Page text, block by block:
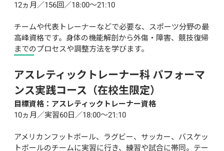
12ヵ月／156回／18:00～21:10
チームや代表トレーナーなどで必要な、スポーツ分野の最
高峰資格です。身体の機能解剖から外傷・障害、競技復帰
までのプロセスや調整方法を学びます。
アスレティックトレーナー科 パフォーマ
ンス実践コース（在校生限定）
目標資格：アスレティックトレーナー資格
10ヵ月／実習60日／18:00～21:10
アメリカンフットボール、ラグビー、サッカー、バスケッ
トボールのチームに実習に行き、練習や試合に帯同。テー